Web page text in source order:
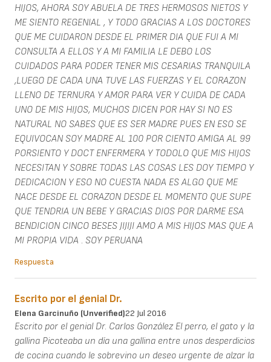
HIJOS, AHORA SOY ABUELA DE TRES HERMOSOS NIETOS Y
ME SIENTO REGENIAL , Y TODO GRACIAS A LOS DOCTORES
QUE ME CUIDARON DESDE EL PRIMER DIA QUE FUI A MI
CONSULTA A ELLOS Y A MI FAMILIA LE DEBO LOS
CUIDADOS PARA PODER TENER MIS CESARIAS TRANQUILA
,LUEGO DE CADA UNA TUVE LAS FUERZAS Y EL CORAZON
LLENO DE TERNURA Y AMOR PARA VER Y CUIDA DE CADA
UNO DE MIS HIJOS, MUCHOS DICEN POR HAY SI NO ES
NATURAL NO SABES QUE ES SER MADRE PUES EN ESO SE
EQUIVOCAN SOY MADRE AL 100 POR CIENTO AMIGA AL 99
PORSIENTO Y DOCT ENFERMERA Y TODOLO QUE MIS HIJOS
NECESITAN Y SOBRE TODAS LAS COSAS LES DOY TIEMPO Y
DEDICACION Y ESO NO CUESTA NADA ES ALGO QUE ME
NACE DESDE EL CORAZON DESDE EL MOMENTO QUE SUPE
QUE TENDRIA UN BEBE Y GRACIAS DIOS POR DARME ESA
BENDICION CINCO BESES JIJIJI AMO A MIS HIJOS MAS QUE A
MI PROPIA VIDA . SOY PERUANA
Respuesta
Escrito por el genial Dr.
Elena Garcinuño (unverified)22 Jul 2016
Escrito por el genial Dr. Carlos González El perro, el gato y la
gallina Picoteaba un día una gallina entre unos desperdicios
de cocina cuando le sobrevino un deseo urgente de alzar la